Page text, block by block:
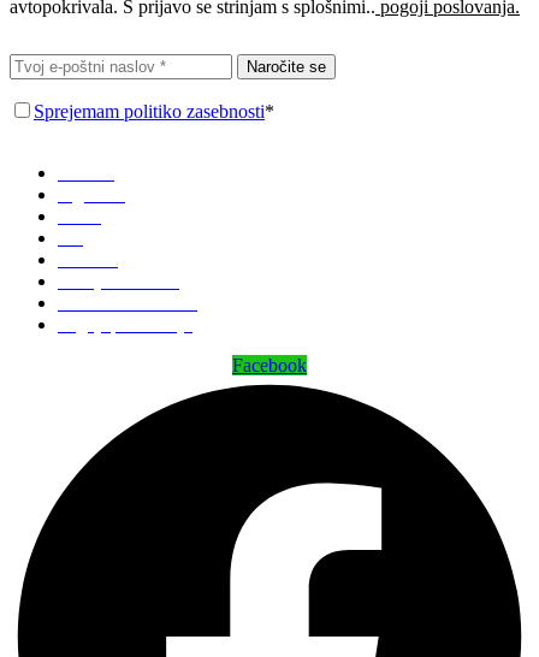
avtopokrivala. S prijavo se strinjam s splošnimi.. pogoji poslovanja.
Naročite se
Sprejemam politiko zasebnosti*
Facebook